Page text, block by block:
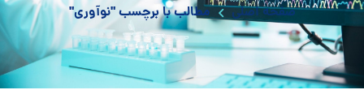
صفحه اصلی مطالب با برچسب "نوآوری"